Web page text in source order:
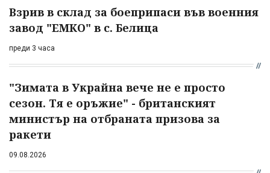
Взрив в склад за боеприпаси във военния
завод "ЕМКО" в с. Белица
преди 3 часа
"Зимата в Украйна вече не е просто
сезон. Тя е оръжие" - британският
министър на отбраната призова за
ракети
09.08.2026